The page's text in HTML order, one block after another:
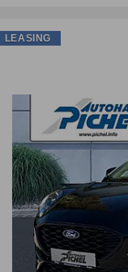
LEASING